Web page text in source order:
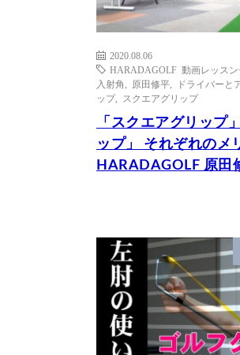
2020.08.06
HARADAGOLF 動画レッスン
入射角
原田修平 ドライバーと
ップ, スクエアグリップ
「スクエアグリップ
ップ」 それぞれのメ
HARADAGOLF 原田